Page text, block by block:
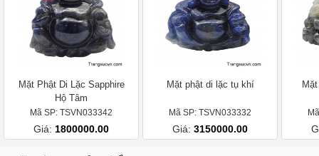
Mặt Phật Di Lặc Sapphire
Hộ Tâm
Mã SP: TSVN033342
Giá: 1800000.00
Mặt phật di lặc tụ khí
Mã SP: TSVN033332
Giá: 3150000.00